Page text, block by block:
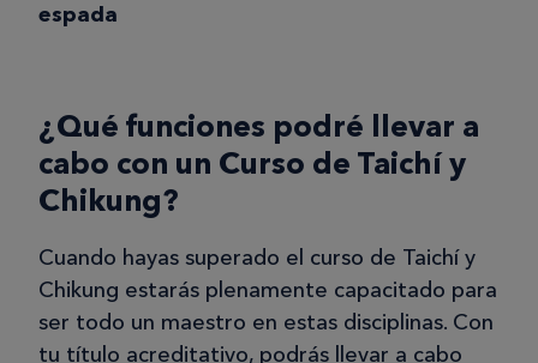
espada
¿Qué funciones podré llevar a
cabo con un Curso de Taichí y
Chikung?
Cuando hayas superado el curso de Taichí y
Chikung estarás plenamente capacitado para
ser todo un maestro en estas disciplinas. Con
tu título acreditativo, podrás llevar a cabo